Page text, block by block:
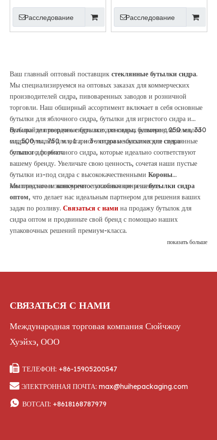
короной
Расследование
унций
Расследование
Ваш главный оптовый поставщик стеклянные бутылки сидра.
Мы специализируемся на оптовых заказах для коммерческих
производителей сидра, пивоваренных заводов и розничной
торговли. Наш обширный ассортимент включает в себя основные
бутылки для яблочного сидра, бутылки для игристого сидра и
бутылки для твердого сидра всех основных размеров: 250 мл, 330
мл, 500 мл, 750 мл, 1 л и 3-литровые бутылки для сидра
большого формата.
Выбирайте прозрачные бутылки для сидра, бутылки для зеленого
сидра, бутылки для янтарного сидра и классические стеклянные
бутылки для яблочного сидра, которые идеально соответствуют
вашему бренду. Увеличьте свою ценность, сочетая наши пустые
бутылки из-под сидра с высококачественными Короны
комплексное и экономичное упаковочное решение.
Мы предлагаем конкурентоспособные цены набутылки сидра
оптом, что делает нас идеальным партнером для решения ваших
задач по розливу. Связаться с нами на продажу бутылок для
сидра оптом и продвиньте свой бренд с помощью наших
упаковочных решений премиум-класса.
показать больше
СВЯЗАТЬСЯ С НАМИ
Международная торговая компания Сюйчжоу
Хуэйхэ, ООО
 ТЕЛЕФОН: +86-15905200547
 ЭЛЕКТРОННАЯ ПОЧТА: max@huihepackaging.com
 ВОТСАП: +8618168787979